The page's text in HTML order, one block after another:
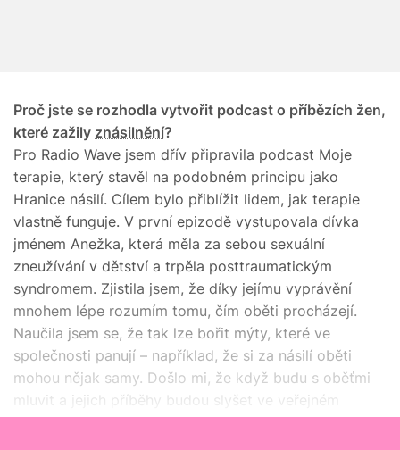
Proč jste se rozhodla vytvořit podcast o příbězích žen,
které zažily znásilnění?
Pro Radio Wave jsem dřív připravila podcast Moje
terapie, který stavěl na podobném principu jako
Hranice násilí. Cílem bylo přiblížit lidem, jak terapie
vlastně funguje. V první epizodě vystupovala dívka
jménem Anežka, která měla za sebou sexuální
zneužívání v dětství a trpěla posttraumatickým
syndromem. Zjistila jsem, že díky jejímu vyprávění
mnohem lépe rozumím tomu, čím oběti procházejí.
Naučila jsem se, že tak lze bořit mýty, které ve
společnosti panují – například, že si za násilí oběti
mohou nějak samy. Došlo mi, že když budu s oběťmi
mluvit a jejich příběhy budou slyšet ve veřejném
prostoru, lidé by se mohli naučit na znásilnění lépe